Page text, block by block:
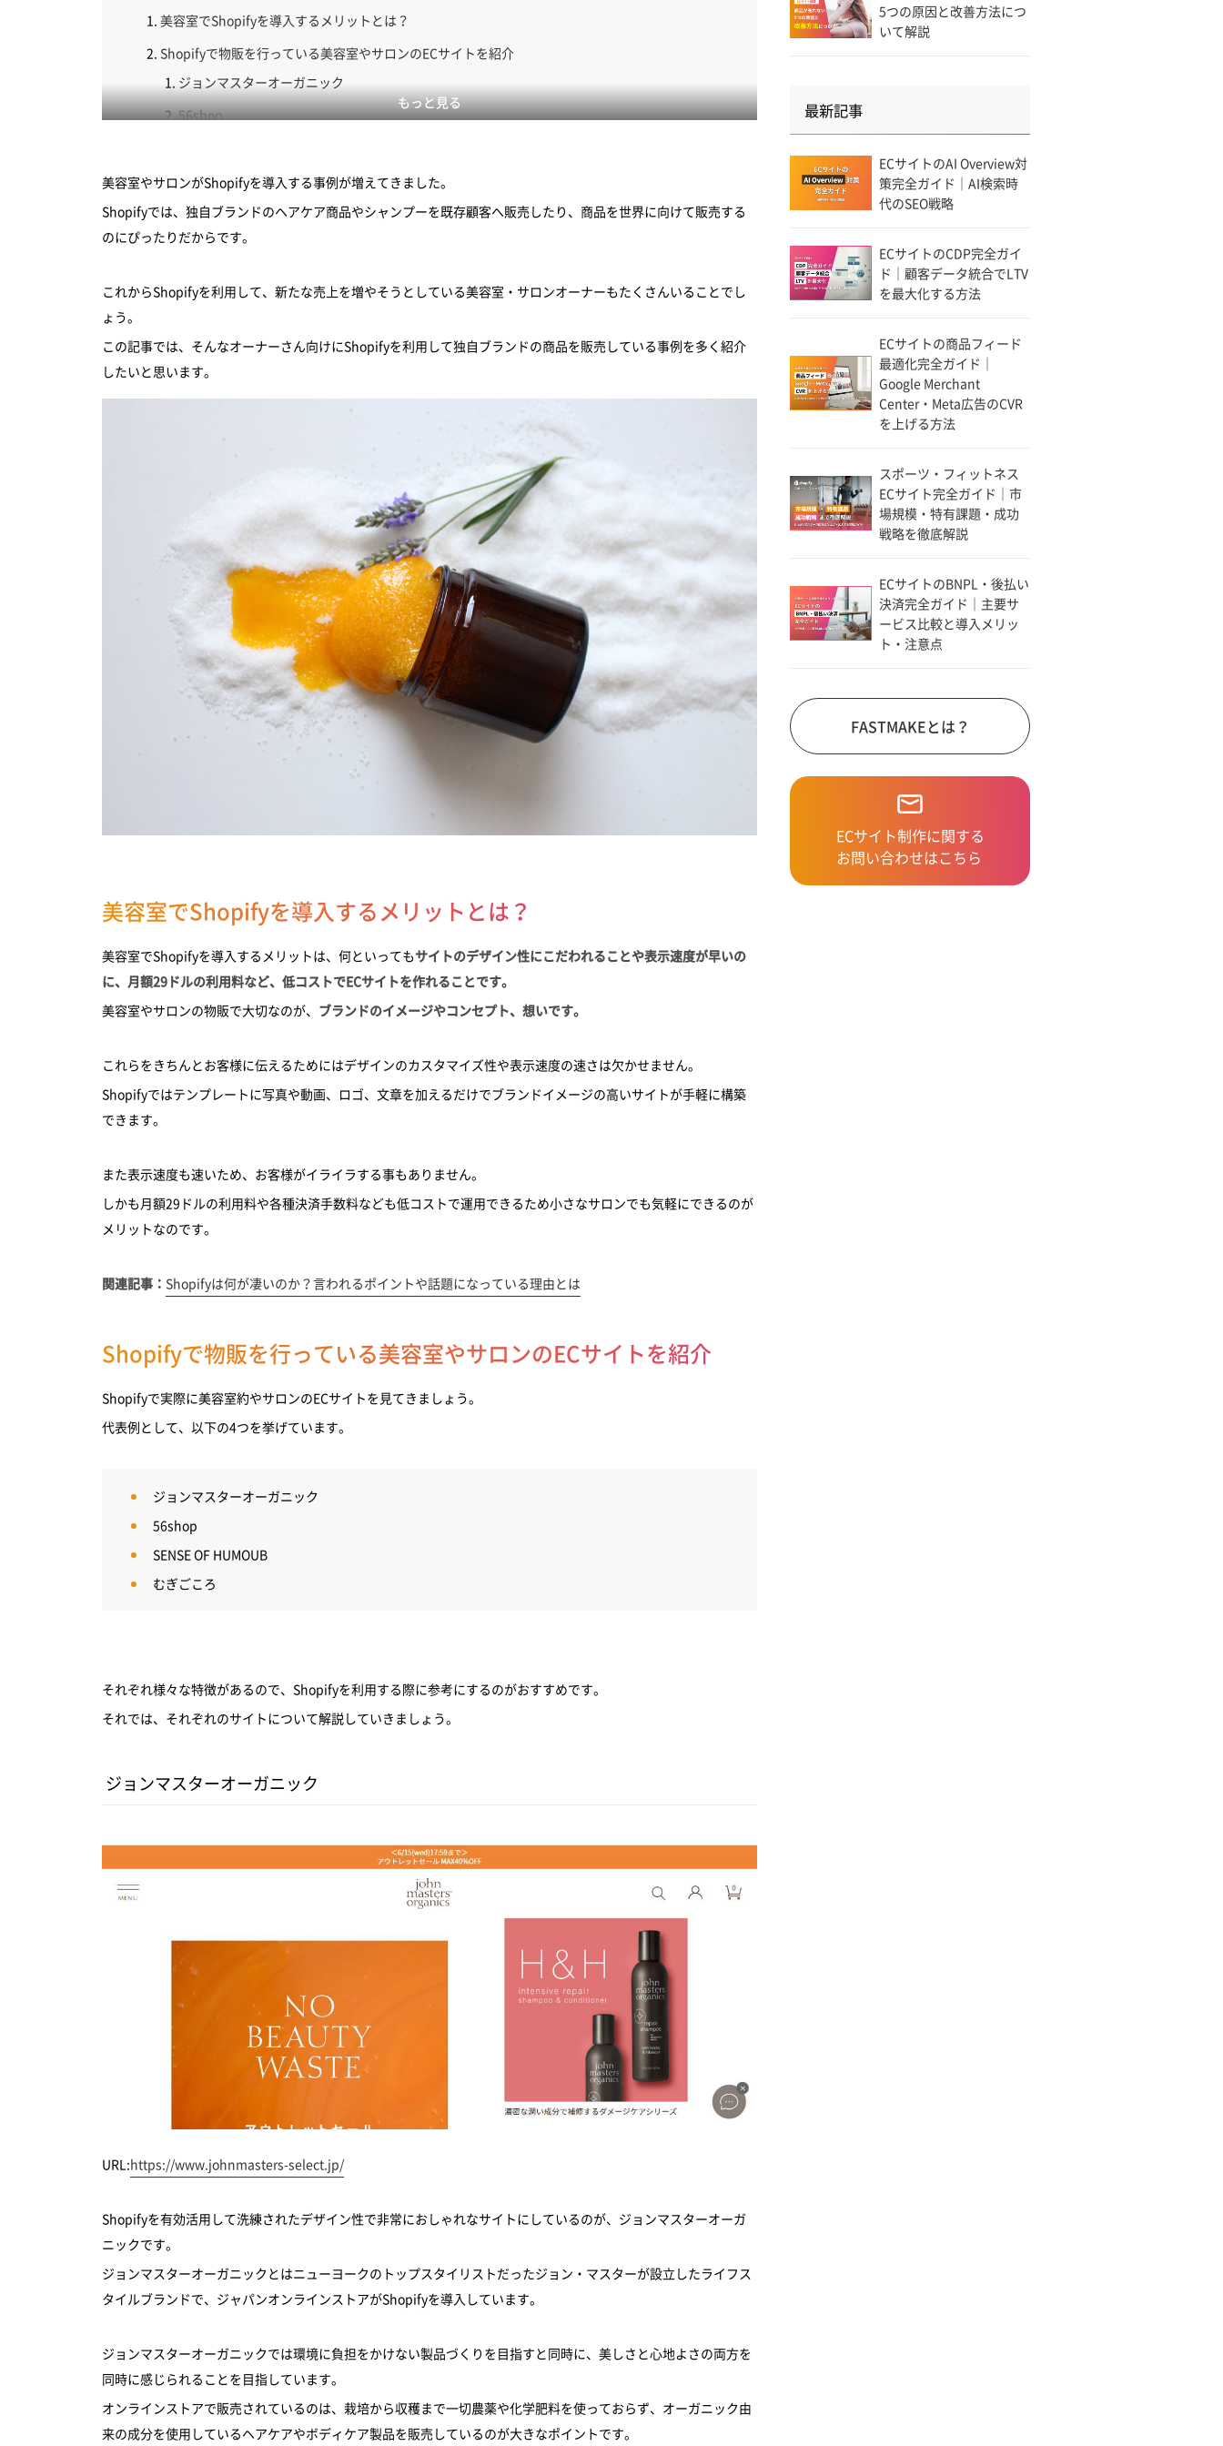
もっと見る
美容室でShopifyを導入するメリットとは？
Shopifyで物販を行っている美容室やサロンのECサイトを紹介
ジョンマスターオーガニック
56shop
むぎごころ
まとめ
美容室やサロンがShopifyを導入する事例が増えてきました。
Shopifyでは、独自ブランドのヘアケア商品やシャンプーを既存顧客へ販売したり、商品を世界に向けて販売する
のにぴったりだからです。
これからShopifyを利用して、新たな売上を増やそうとしている美容室・サロンオーナーもたくさんいることでし
ょう。
この記事では、そんなオーナーさん向けにShopifyを利用して独自ブランドの商品を販売している事例を多く紹介
したいと思います。
美容室でShopifyを導入するメリットとは？
美容室でShopifyを導入するメリットは、何といってもサイトのデザイン性にこだわれることや表示速度が早いの
に、月額29ドルの利用料など、低コストでECサイトを作れることです。
美容室やサロンの物販で大切なのが、 ブランドのイメージやコンセプト、想いです。
これらをきちんとお客様に伝えるためにはデザインのカスタマイズ性や表示速度の速さは欠かせません。
Shopifyではテンプレートに写真や動画、ロゴ、文章を加えるだけでブランドイメージの高いサイトが手軽に構築
できます。
また表示速度も速いため、お客様がイライラする事もありません。
しかも月額29ドルの利用料や各種決済手数料なども低コストで運用できるため小さなサロンでも気軽にできるのが
メリットなのです。
関連記事： Shopifyは何が凄いのか？言われるポイントや話題になっている理由とは
Shopifyで物販を行っている美容室やサロンのECサイトを紹介
Shopifyで実際に美容室約やサロンのECサイトを見てきましょう。
代表例として、以下の4つを挙げています。
ジョンマスターオーガニック
56shop
SENSE OF HUMOUB
むぎごころ
それぞれ様々な特徴があるので、Shopifyを利用する際に参考にするのがおすすめです。
それでは、それぞれのサイトについて解説していきましょう。
ジョンマスターオーガニック
URL:https://www.johnmasters-select.jp/
Shopifyを有効活用して洗練されたデザイン性で非常におしゃれなサイトにしているのが、ジョンマスターオーガ
ニックです。
ジョンマスターオーガニックとはニューヨークのトップスタイリストだったジョン・マスターが設立したライフス
タイルブランドで、ジャパンオンラインストアがShopifyを導入しています。
ジョンマスターオーガニックでは環境に負担をかけない製品づくりを目指すと同時に、美しさと心地よさの両方を
同時に感じられることを目指しています。
オンラインストアで販売されているのは、栽培から収穫まで一切農薬や化学肥料を使っておらず、オーガニック由
来の成分を使用しているヘアケアやボディケア製品を販売しているのが大きなポイントです。
5つの原因と改善方法につ
いて解説
最新記事
ECサイトのAI Overview対
策完全ガイド｜AI検索時
代のSEO戦略
ECサイトのCDP完全ガイ
ド｜顧客データ統合でLTV
を最大化する方法
ECサイトの商品フィード
最適化完全ガイド｜
Google Merchant
Center・Meta広告のCVR
を上げる方法
スポーツ・フィットネス
ECサイト完全ガイド｜市
場規模・特有課題・成功
戦略を徹底解説
ECサイトのBNPL・後払い
決済完全ガイド｜主要サ
ービス比較と導入メリッ
ト・注意点
FASTMAKEとは？
ECサイト制作に関する
お問い合わせはこちら